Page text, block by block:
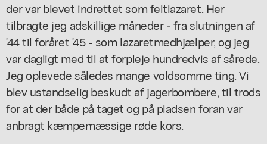
der var blevet indrettet som feltlazaret. Her
tilbragte jeg adskillige måneder - fra slutningen af
'44 til foråret '45 - som lazaretmedhjælper, og jeg
var dagligt med til at forpleje hundredvis af sårede.
Jeg oplevede således mange voldsomme ting. Vi
blev ustandselig beskudt af jagerbombere, til trods
for at der både på taget og på pladsen foran var
anbragt kæmpemæssige røde kors.